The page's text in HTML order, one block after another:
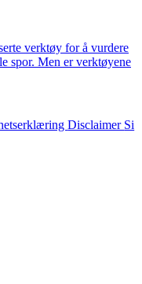
verktøy for å vurdere
spor. Men er verktøyene
Disclaimer Si